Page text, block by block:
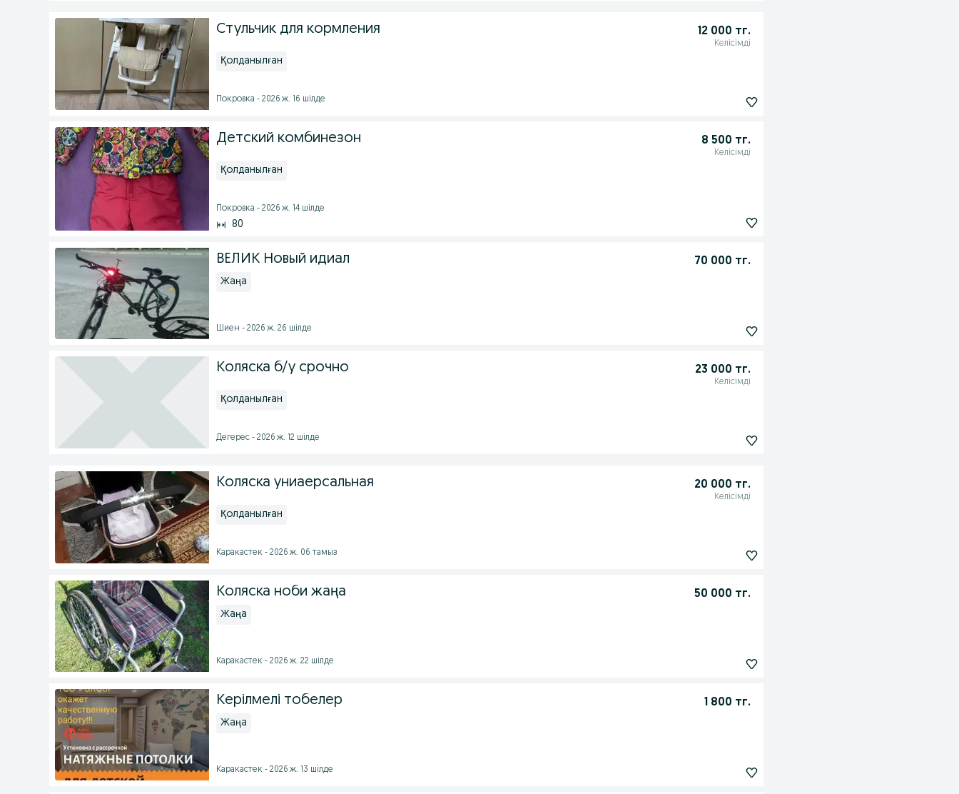
Стульчик для кормления 12 000 тг.
Келісімді
Қолданылған
Покровка - 2026 ж. 16 шілде
Детский комбинезон 8 500 тг.
Келісімді
Қолданылған
Покровка - 2026 ж. 14 шілде
80
ВЕЛИК Новый идиал 70 000 тг.
Жаңа
Шиен - 2026 ж. 26 шілде
Коляска б/у срочно 23 000 тг.
Келісімді
Қолданылған
Дегерес - 2026 ж. 12 шілде
Коляска униаерсальная 20 000 тг.
Келісімді
Қолданылған
Каракастек - 2026 ж. 06 тамыз
Коляска ноби жаңа 50 000 тг.
Жаңа
Каракастек - 2026 ж. 22 шілде
Керілмелі тобелер 1 800 тг.
Жаңа
Каракастек - 2026 ж. 13 шілде